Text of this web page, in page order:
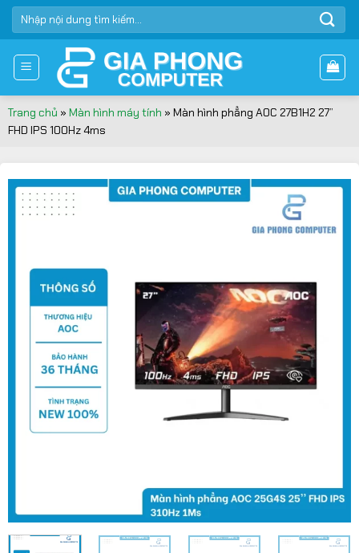
Bỏ
qua
dung
TÌM
KIẾM:
Trang chủ » Màn hình máy tính » Màn hình phẳng AOC 27B1H2 27”
FHD IPS 100Hz 4ms